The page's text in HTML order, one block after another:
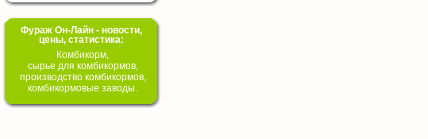
Фураж Он-Лайн - новости,
цены, статистика:
Комбикорм,
сырье для комбикормов,
производство комбикормов,
комбикормовые заводы.